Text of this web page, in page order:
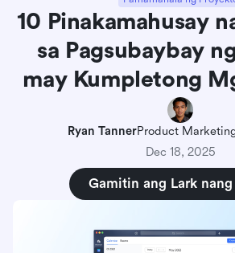
10 Pinakamahusay
sa Pagsubaybay
may Kumpletong
Ryan TannerProduct
Dec 18, 2025
Gamitin ang Lark nang